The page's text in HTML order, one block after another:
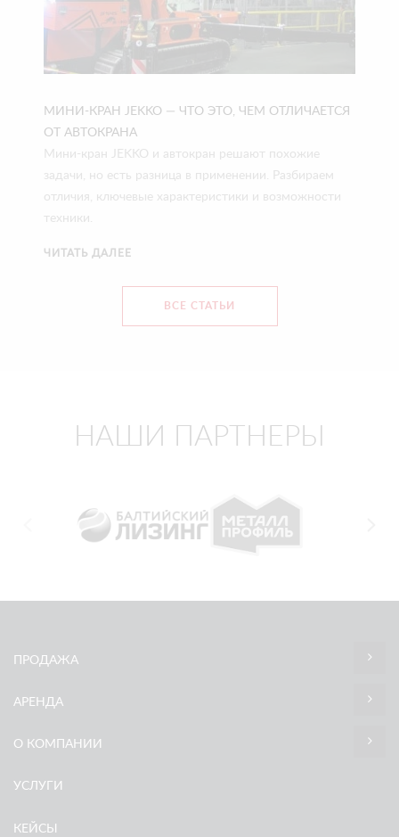
МИНИ-КРАН JEKKO — ЧТО ЭТО, ЧЕМ ОТЛИЧАЕТСЯ
ОТ АВТОКРАНА
Мини-кран JEKKO и автокран решают похожие
задачи, но есть разница в применении. Разбираем
отличия, ключевые характеристики и возможности
техники.
ЧИТАТЬ ДАЛЕЕ
ВСЕ СТАТЬИ
НАШИ ПАРТНЕРЫ
ПРОДАЖА
АРЕНДА
О КОМПАНИИ
УСЛУГИ
КЕЙСЫ